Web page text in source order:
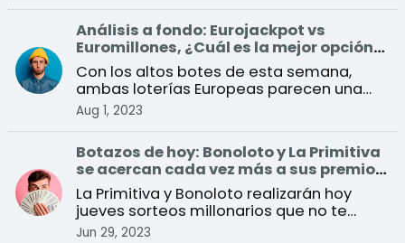
Análisis a fondo: Eurojackpot vs
Euromillones, ¿Cuál es la mejor opción
para ganar?
Con los altos botes de esta semana,
ambas loterías Europeas parecen una
buena opción para jugar. ...
Aug 1, 2023
Botazos de hoy: Bonoloto y La Primitiva
se acercan cada vez más a sus premios
récord
La Primitiva y Bonoloto realizarán hoy
jueves sorteos millonarios que no te
puedes perder
Jun 29, 2023